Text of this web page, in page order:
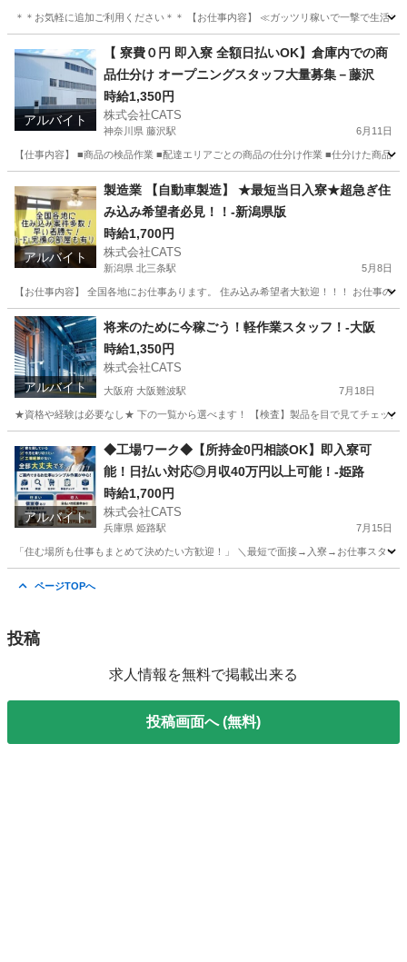
＊＊お気軽に追加ご利用ください＊＊ 【お仕事内容】 ≪ガッツリ稼いで一撃で生活
静岡駅 工場 CATS
アルバイト
【 寮費０円 即入寮 全額日払いOK】倉庫内での商
品仕分け オープニングスタッフ大量募集－藤沢
時給1,350円
株式会社CATS
神奈川県 藤沢駅 6月11日
【仕事内容】 ■商品の検品作業 ■配達エリアごとの商品の仕分け作業 ■仕分けた商品
藤沢駅 仕分け オープニング
アルバイト
製造業 【自動車製造】 ★最短当日入寮★超急ぎ住
み込み希望者必見！！-新潟県版
時給1,700円
株式会社CATS
新潟県 北三条駅 5月8日
【お仕事内容】 全国各地にお仕事あります。 住み込み希望者大歓迎！！！ お仕事
新潟 三条市 北三条駅 仕分け 住み込み
アルバイト
将来のために今稼ごう！軽作業スタッフ！-大阪
時給1,350円
株式会社CATS
大阪府 大阪難波駅 7月18日
★資格や経験は必要なし★ 下の一覧から選べます！ 【検査】製品を目で見てチェック
大阪難波駅 仕分け 時給
アルバイト
◆工場ワーク◆【所持金0円相談OK】即入寮可
能！日払い対応◎月収40万円以上可能！-姫路
時給1,700円
株式会社CATS
兵庫県 姫路駅 7月15日
「住む場所も仕事もまとめて決めたい方歓迎！」 ＼最短で面接→入寮→お仕事スター
ページTOPへ
投稿
求人情報を無料で掲載出来る
投稿画面へ (無料)